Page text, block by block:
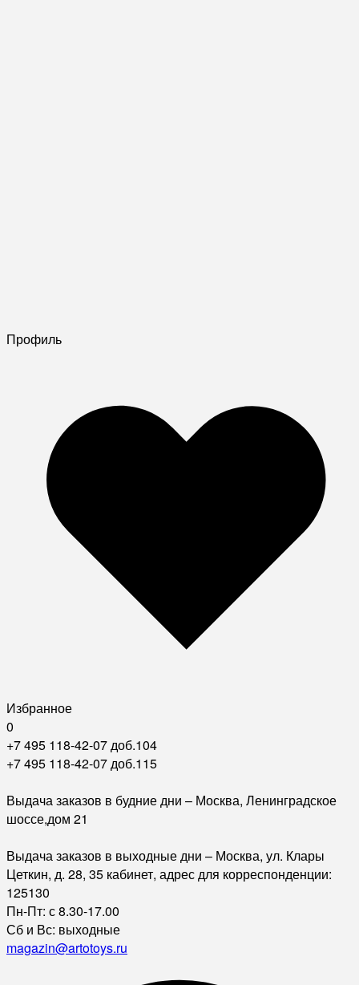
Профиль
Избранное
0
+7 495 118-42-07 доб.104
+7 495 118-42-07 доб.115
Выдача заказов в будние дни – Москва, Ленинградское
шоссе,дом 21
Выдача заказов в выходные дни – Москва, ул. Клары
Цеткин, д. 28, 35 кабинет, адрес для корреспонденции:
125130
Пн-Пт: с 8.30-17.00
Сб и Вс: выходные
magazin@artotoys.ru